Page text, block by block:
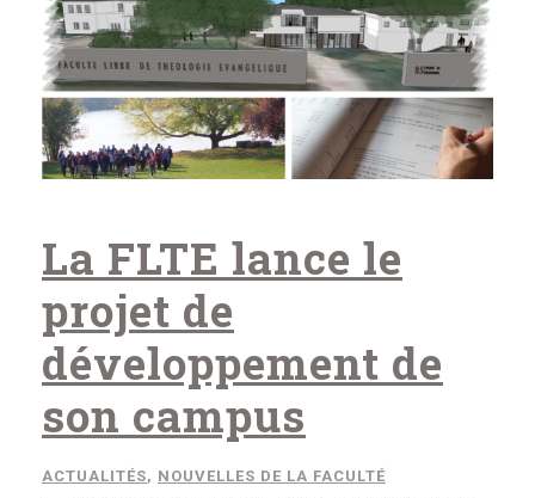
La FLTE lance le
projet de
développement de
son campus
ACTUALITÉS, NOUVELLES DE LA FACULTÉ